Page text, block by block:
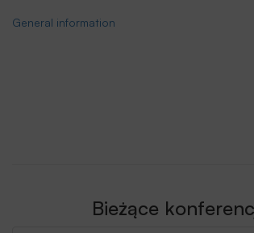
General information
Bieżące